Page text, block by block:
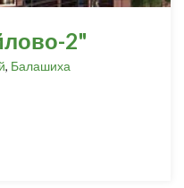
2"
, Балашиха